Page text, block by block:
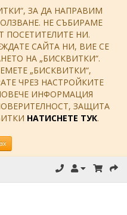
ЗА ДА НАПРАВИМ
НЕ СЪБИРАМЕ
НИ.
САЙТА НИ, ВИЕ СЕ
НА „БИСКВИТКИ“.
„БИСКВИТКИ“,
ЧРЕЗ НАСТРОЙКИТЕ
ИНФОРМАЦИЯ
ЗАЩИТА
НАТИСНЕТЕ ТУК.